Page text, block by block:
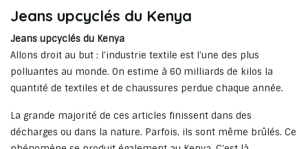
Jeans upcyclés du Kenya
Jeans upcyclés du Kenya
Allons droit au but : l’industrie textile est l’une des plus
polluantes au monde. On estime à 60 milliards de kilos la
quantité de textiles et de chaussures perdue chaque année.
La grande majorité de ces articles finissent dans des
décharges ou dans la nature. Parfois, ils sont même brûlés. Ce